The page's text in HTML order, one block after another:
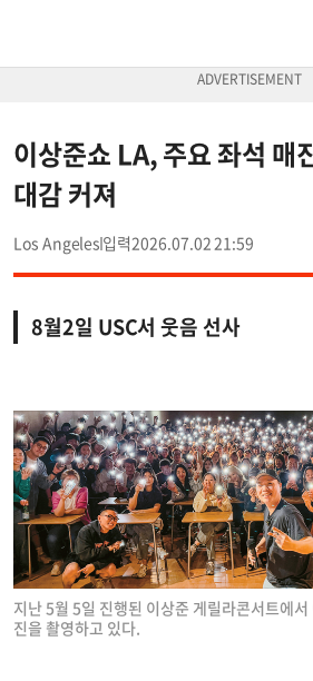
이상준쇼 LA, 주요 좌석
대감 커져
Los Angeles 2026.07.02 21:59
8월2일 USC서 웃음 선사
지난 5월 5일 진행된 이상준 게릴라콘서트에
진을 촬영하고 있다.